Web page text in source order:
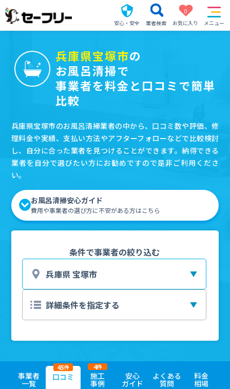
安心・安全 業者検索
0
お気に入り
メニュー
兵庫県宝塚市の
お風呂清掃で
事業者を料金と口コミで簡単
比較
兵庫県宝塚市のお風呂清掃業者の中から、口コミ数や評価、修
理料金や実績、支払い方法やアフターフォローなどで比較検討
し、自分に合った業者を見つけることができます。納得できる
業者を自分で選びたい方にお勧めですので是非ご利用くださ
い。
お風呂清掃安心ガイド
費用や事業者の選び方に不安がある方はこちら
条件で事業者の絞り込む
事業者
一覧
口コミ
45件
施工
事例
4件
安心
ガイド
よくある
質問
料金
相場